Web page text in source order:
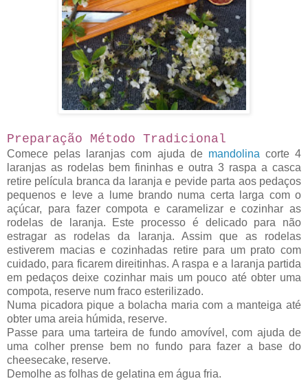
Preparação Método Tradicional
Comece pelas laranjas com ajuda de mandolina corte 4
laranjas as rodelas bem fininhas e outra 3 raspa a casca
retire película branca da laranja e pevide parta aos pedaços
pequenos e leve a lume brando numa certa larga com o
açúcar, para fazer compota e caramelizar e cozinhar as
rodelas de laranja. Este processo é delicado para não
estragar as rodelas da laranja. Assim que as rodelas
estiverem macias e cozinhadas retire para um prato com
cuidado, para ficarem direitinhas. A raspa e a laranja partida
em pedaços deixe cozinhar mais um pouco até obter uma
compota, reserve num fraco esterilizado.
Numa picadora pique a bolacha maria com a manteiga até
obter uma areia húmida, reserve.
Passe para uma tarteira de fundo amovível, com ajuda de
uma colher prense bem no fundo para fazer a base do
cheesecake, reserve.
Demolhe as folhas de gelatina em água fria.